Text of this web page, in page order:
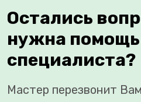
Остались
нужна помощь
специалиста?
Мастер перезвонит